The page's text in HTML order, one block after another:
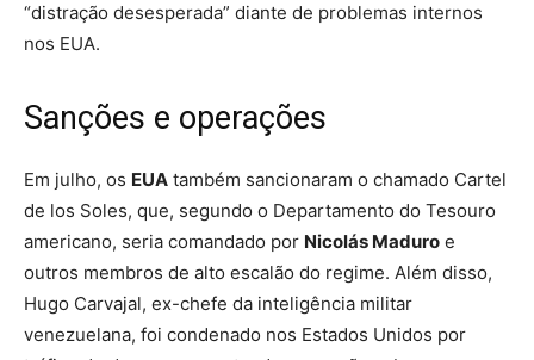
“distração desesperada” diante de problemas internos
nos EUA.
Sanções e operações
Em julho, os EUA também sancionaram o chamado Cartel
de los Soles, que, segundo o Departamento do Tesouro
americano, seria comandado por Nicolás Maduro e
outros membros de alto escalão do regime. Além disso,
Hugo Carvajal, ex-chefe da inteligência militar
venezuelana, foi condenado nos Estados Unidos por